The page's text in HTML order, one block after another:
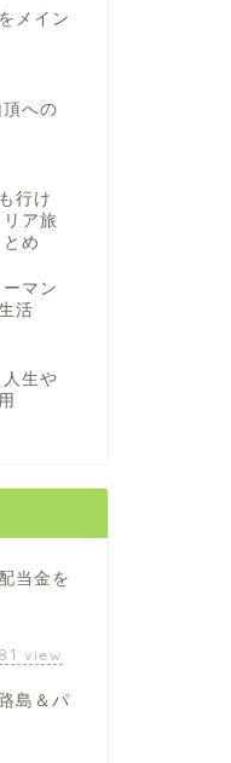
メイン
への
行け
ア旅
め
マン
活
生や
当金を
view
島＆パ